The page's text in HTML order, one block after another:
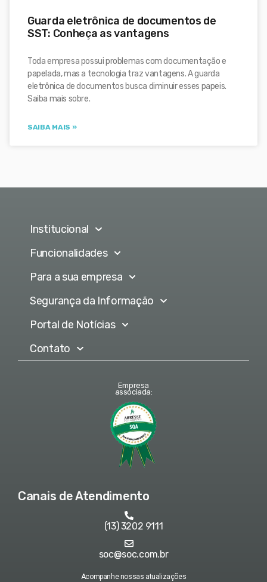
Guarda eletrônica de documentos de
SST: Conheça as vantagens
Toda empresa possui problemas com documentação e
papelada, mas a tecnologia traz vantagens. A guarda
eletrônica de documentos busca diminuir esses papeis.
Saiba mais sobre.
SAIBA MAIS »
Institucional
Funcionalidades
Para a sua empresa
Segurança da Informação
Portal de Notícias
Contato
Empresa
associada:
Canais de Atendimento
(13) 3202 9111
soc@soc.com.br
Acompanhe nossas atualizações